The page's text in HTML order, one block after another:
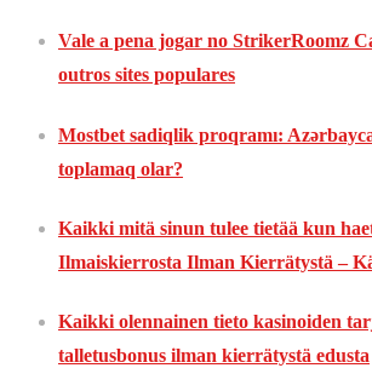
Vale a pena jogar no StrikerRoomz
outros sites populares
Mostbet sadiqlik proqramı:
toplamaq olar?
Kaikki mitä sinun tulee tietää kun
Ilmaiskierrosta Ilman Kierrätystä –
Kaikki olennainen tieto kasinoiden
talletusbonus ilman kierrätystä edusta